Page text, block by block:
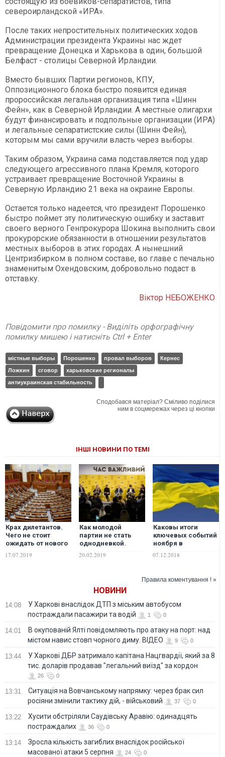
североирландской «ИРА».
После таких непростительных политических ходов
Администрации президента Украины нас ждет
превращение Донецка и Харькова в один, большой
Белфаст - столицы Северной Ирландии.
Вместо бывших Партии регионов, КПУ,
Оппозиционного блока быстро появится единая
пророссийская легальная организация типа «Шинн
Фейн», как в Северной Ирландии. А местные олигархи
будут финансировать и подпольные организации (ИРА)
и легальные сепаратистские силы (Шинн Фейн),
которым мы сами вручили власть через выборы.
Таким образом, Украина сама подставляется под удар
следующего агрессивного плана Кремля, которого
устраивает превращение Восточной Украины в
Северную Ирландию 21 века на окраине Европы.
Остается только надеется, что президент Порошенко
быстро поймет эту политическую ошибку и заставит
своего верного Генпрокурора Шокина выполнить свои
прокурорские обязанности в отношении результатов
местных выборов в этих городах. А нынешний
Центризбирком в полном составе, во главе с печально
знаменитым Охендовским, добровольно подаст в
отставку.
Віктор НЕБОЖЕНКО
Повідомити про помилку - Виділіть орфографічну
помилку мишею і натисніть Ctrl + Enter
містные выборы Порошенко провал выборов
Кернес
Ложкин
сговор
харьковские регионалы
антиукраинская стабильность
Сподобався матеріал? Сміливо поділися
ним в соцмережах через ці кнопки
ІНШІ НОВИНИ ПО ТЕМІ
Крах дилетантов.
Чего не стоит
ожидать от нового
17.07.2019
Как молодой
партии не стать
однодневкой.
политтехнолога
20.02.2019
Каковы итоги
ключевых событий
ноября в
политике?
07.12.2018
Правила коментування ! »
НОВИНИ
14:08
У Харкові внаслідок ДТП з міським автобусом
постраждали пасажири та водій
1 0
14:01
В окупованій Ялті повідомляють про атаку на порт: над
містом навис стовп чорного диму. ВІДЕО
9 0
13:44
У Харкові ДБР затримало капітана Нацгвардії, який за 8
тис. доларів продавав "легальний виїзд" за кордон
26 0
13:31
Ситуація на Вовчанському напрямку: через брак сил
росіяни змінили тактику дій, - військовий
37 0
13:22
Хусити обстріляли Саудівську Аравію: одинадцять
постраждалих
36 0
13:14
Зросла кількість загиблих внаслідок російської
масованої атаки 5 серпня
24 0